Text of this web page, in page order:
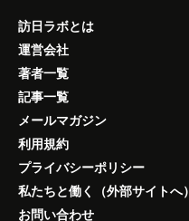
訪日ラボとは
運営会社
著者一覧
記事一覧
メールマガジン
利用規約
プライバシーポリシー
私たちと働く（外部サイトへ）
お問い合わせ